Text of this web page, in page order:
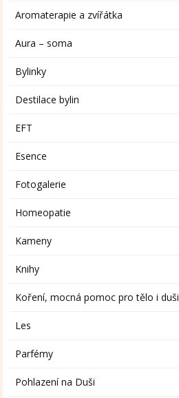
Aromaterapie a zvířátka
Aura – soma
Bylinky
Destilace bylin
EFT
Esence
Fotogalerie
Homeopatie
Kameny
Knihy
Koření, mocná pomoc pro tělo i duši
Les
Parfémy
Pohlazení na Duši